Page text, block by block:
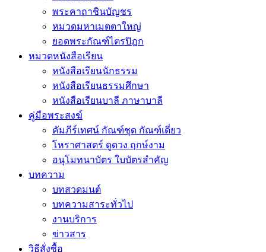
พระคาถาชินบัญชร
หมวดมหาเมตตาใหญ่
ยอดพระกัณฑ์ไตรปิฎก
หมวดหนังสือเรียน
หนังสือเรียนนักธรรม
หนังสือเรียนธรรมศึกษา
หนังสือเรียนบาลี ภาษาบาลี
คู่มือพระสงฆ์
คัมภีร์เทศน์ กัณฑ์ชุด กัณฑ์เดี่ยว
โหราศาสตร์ ดูดวง ฤกษ์งาม
อนุโมทนาบัตร ใบบัตรสำคัญ
บทความ
บทสวดมนต์
บทความสาระทั่วไป
งานบริการ
ข่าวสาร
วิธีสั่งซื้อ